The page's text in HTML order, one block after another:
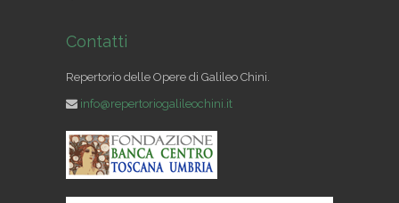
Contatti
Repertorio delle Opere di Galileo Chini.
info@repertoriogalileochini.it